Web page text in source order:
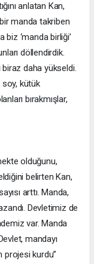
anlatan Kan,
manda takriben
biz ‘manda birliği’
döllendirdik.
biraz daha yükseldi.
soy, kütük
bırakmışlar,
olduğunu,
belirten Kan,
arttı. Manda,
Devletimiz de
var. Manda
mandayı
projesi kurdu”